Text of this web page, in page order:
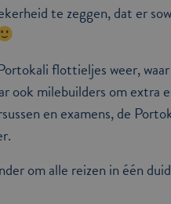
te zeggen, dat er
flottieljes weer,
ook milebuilders om extra
en examens, de
om alle reizen in één